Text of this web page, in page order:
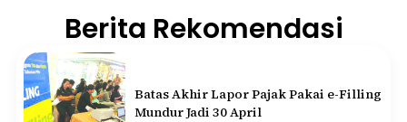
Berita Rekomendasi
Batas Akhir Lapor Pajak Pakai e-Filling
Mundur Jadi 30 April